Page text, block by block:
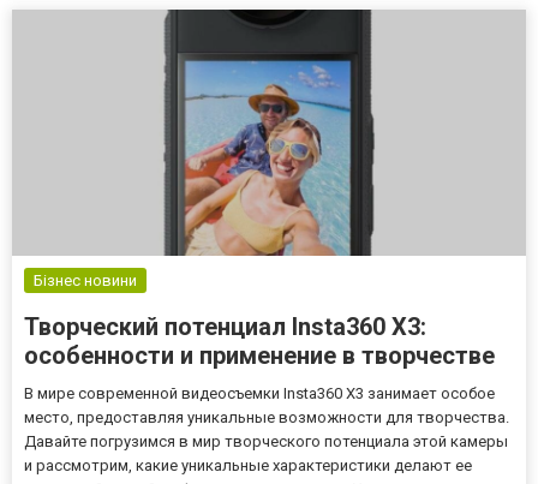
агрегат обеспечивает намного б...
Бізнес новини
Творческий потенциал Insta360 X3:
особенности и применение в творчестве
В мире современной видеосъемки Insta360 X3 занимает особое
место, предоставляя уникальные возможности для творчества.
Давайте погрузимся в мир творческого потенциала этой камеры
и рассмотрим, какие уникальные характеристики делают ее